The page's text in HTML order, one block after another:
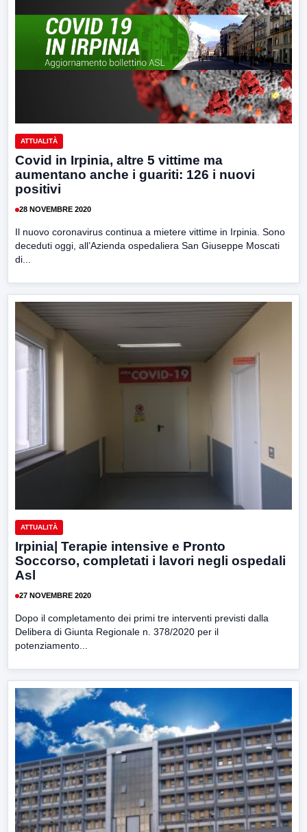
ATTUALITÀ
Covid in Irpinia, altre 5 vittime ma
aumentano anche i guariti: 126 i nuovi
positivi
28 NOVEMBRE 2020
Il nuovo coronavirus continua a mietere vittime in Irpinia. Sono
deceduti oggi, all’Azienda ospedaliera San Giuseppe Moscati
di...
ATTUALITÀ
Irpinia| Terapie intensive e Pronto
Soccorso, completati i lavori negli ospedali
Asl
27 NOVEMBRE 2020
Dopo il completamento dei primi tre interventi previsti dalla
Delibera di Giunta Regionale n. 378/2020 per il
potenziamento...